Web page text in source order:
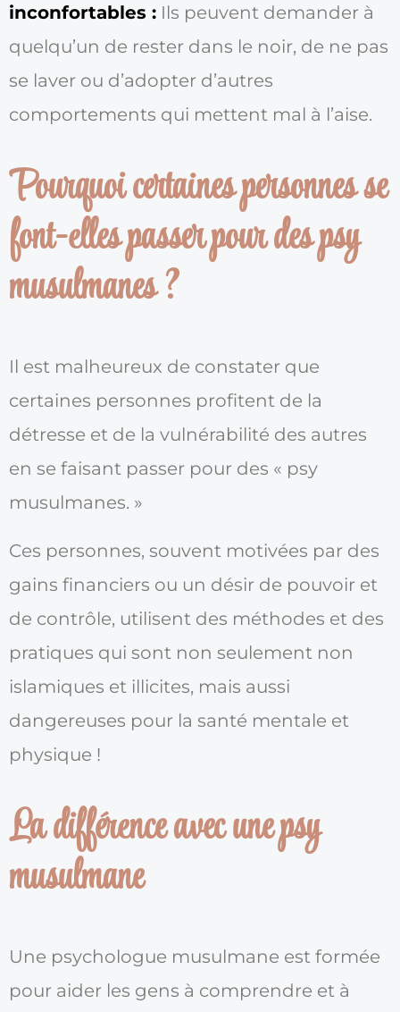
inconfortables : Ils peuvent demander à
quelqu’un de rester dans le noir, de ne pas
se laver ou d’adopter d’autres
comportements qui mettent mal à l’aise.
Pourquoi certaines personnes se
font-elles passer pour des psy
musulmanes ?
Il est malheureux de constater que
certaines personnes profitent de la
détresse et de la vulnérabilité des autres
en se faisant passer pour des « psy
musulmanes. »
Ces personnes, souvent motivées par des
gains financiers ou un désir de pouvoir et
de contrôle, utilisent des méthodes et des
pratiques qui sont non seulement non
islamiques et illicites, mais aussi
dangereuses pour la santé mentale et
physique !
La différence avec une psy
musulmane
Une psychologue musulmane est formée
pour aider les gens à comprendre et à